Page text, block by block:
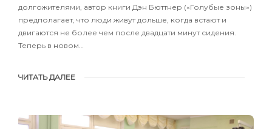
долгожителями, автор книги Дэн Бюттнер («Голубые зоны»)
предполагает, что люди живут дольше, когда встают и
двигаются не более чем после двадцати минут сидения.
Теперь в новом…
ЧИТАТЬ ДАЛЕЕ